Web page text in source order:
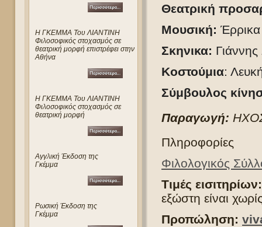
Η ΓΚΕΜΜΑ Του ΛΙΑΝΤΙΝΗ
Φιλοσοφικός στοχασμός σε
θεατρική μορφή επιστρέφει στην
Αθήνα
Η ΓΚΕΜΜΑ Του ΛΙΑΝΤΙΝΗ
Φιλοσοφικός στοχασμός σε
θεατρική μορφή
Αγγλική Έκδοση της
Γκέμμα
Ρωσική Έκδοση της
Γκέμμα
Θεατρική
Μουσική:
Σκηνικα: Γιάννης
Κοστούμια:
Σύμβουλος
Παραγωγή: Η
Πληροφορίες
Φιλολογικός
Τιμές εισιτηρίων:
εξώστη είναι
Προπώληση: